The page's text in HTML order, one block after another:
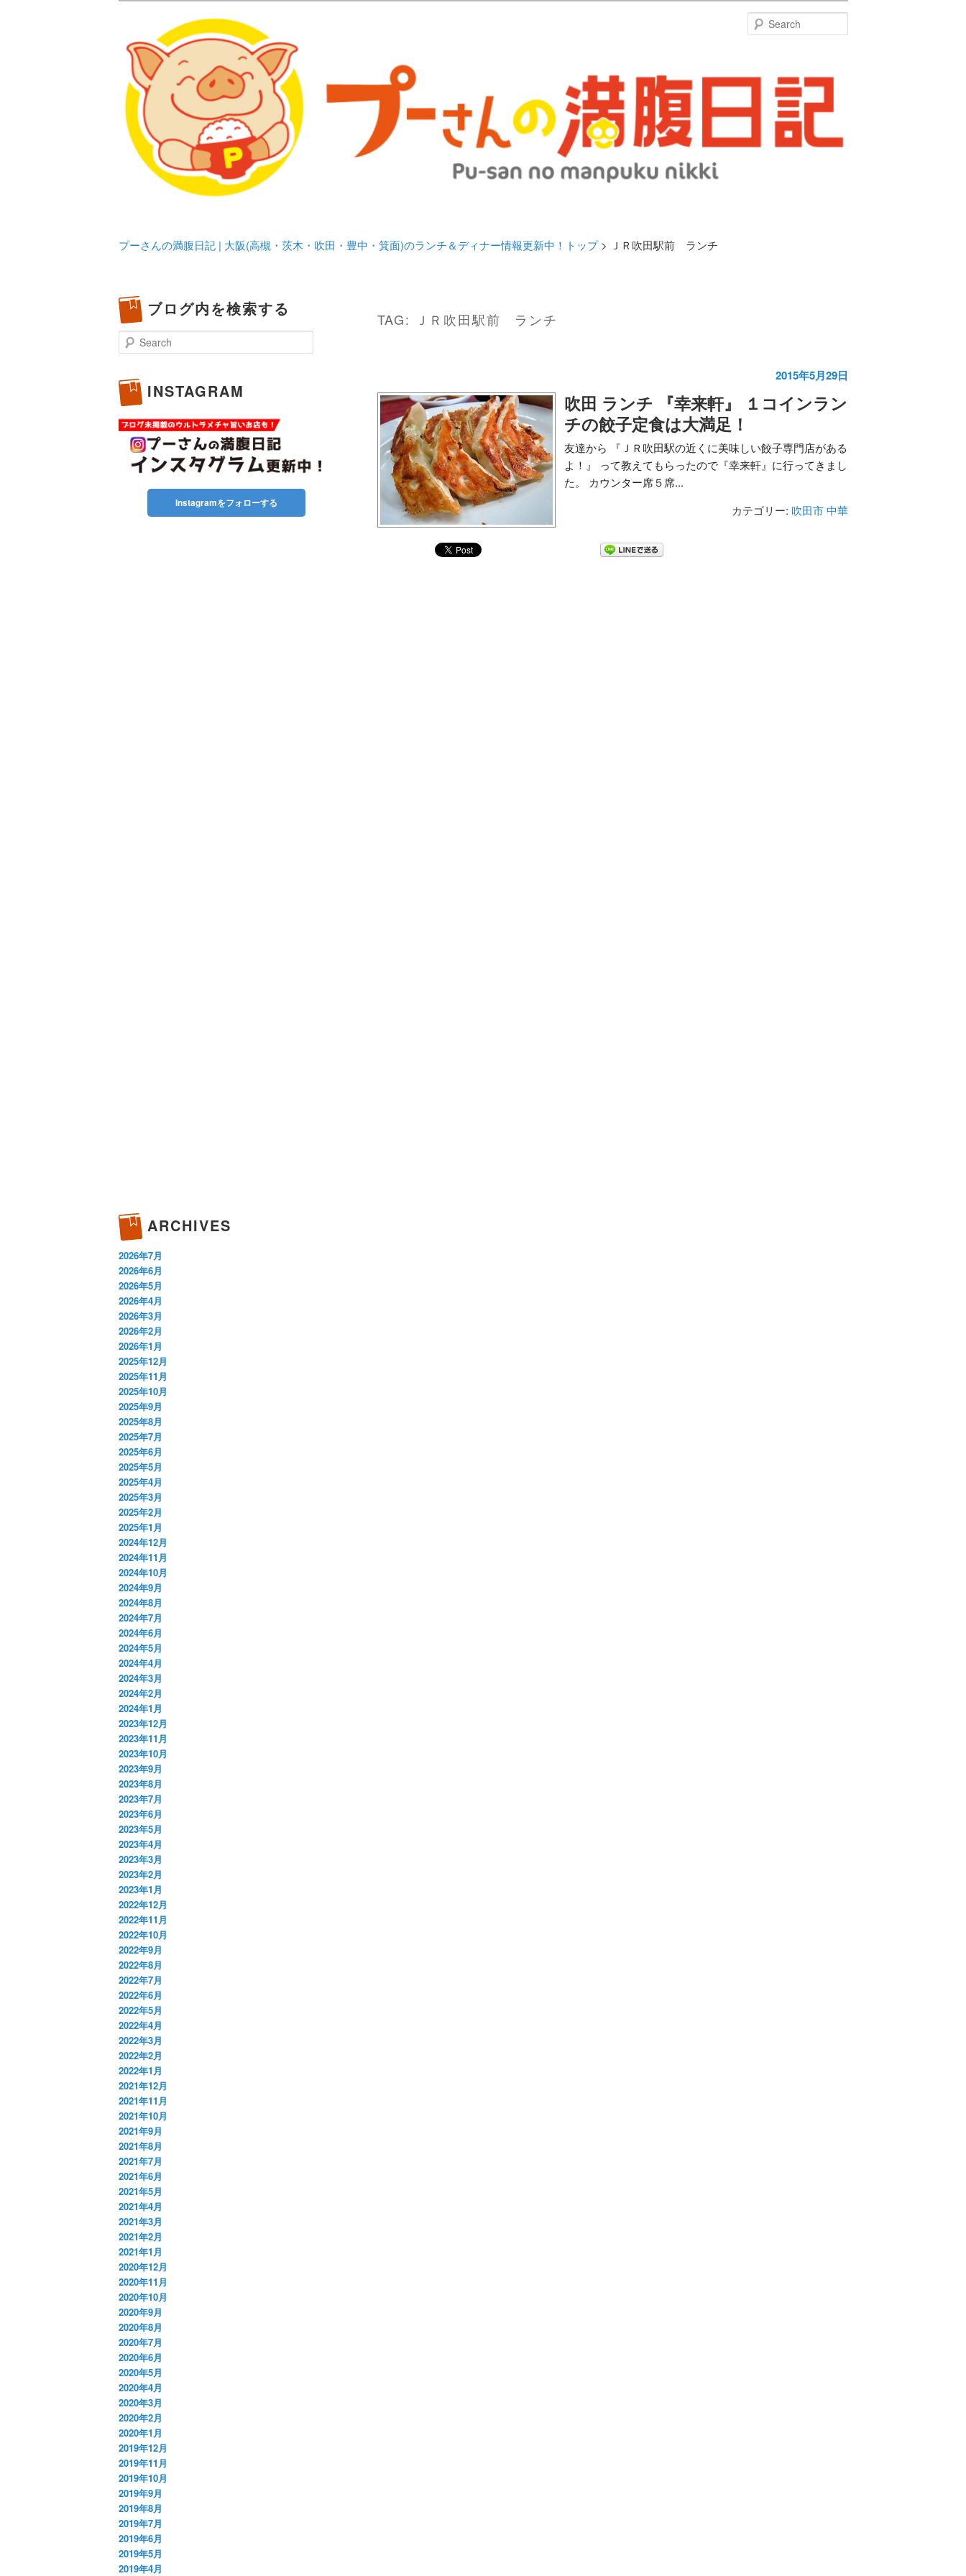
プーさんの満腹日記 | 大阪(高槻・茨木・吹田・
豊中・箕面)のランチ＆ディナー情報更新中！
化してます。
プーさんの満腹日記 | 大阪(高槻・茨木・吹田・豊中・箕面)のランチ＆ディナー情報更新中！トップ> ＪＲ吹田駅前 ランチ
TAG: ＪＲ吹田駅前 ランチ
2015年5月29日
吹田 ランチ 『幸来軒』 １コインラン
チの餃子定食は大満足！
友達から 『ＪＲ吹田駅の近くに美味しい餃子専門店がある
よ！』 って教えてもらったので『幸来軒』に行ってきまし
た。 カウンター席５席...
カテゴリー: 吹田市 中華
ブログ内を検索する
Search
INSTAGRAM
Instagramをフォローする
ARCHIVES
2026年7月
2026年6月
2026年5月
2026年4月
2026年3月
2026年2月
2026年1月
2025年12月
2025年11月
2025年10月
2025年9月
2025年8月
2025年7月
2025年6月
2025年5月
2025年4月
2025年3月
2025年2月
2025年1月
2024年12月
2024年11月
2024年10月
2024年9月
2024年8月
2024年7月
2024年6月
2024年5月
2024年4月
2024年3月
2024年2月
2024年1月
2023年12月
2023年11月
2023年10月
2023年9月
2023年8月
2023年7月
2023年6月
2023年5月
2023年4月
2023年3月
2023年2月
2023年1月
2022年12月
2022年11月
2022年10月
2022年9月
2022年8月
2022年7月
2022年6月
2022年5月
2022年4月
2022年3月
2022年2月
2022年1月
2021年12月
2021年11月
2021年10月
2021年9月
2021年8月
2021年7月
2021年6月
2021年5月
2021年4月
2021年3月
2021年2月
2021年1月
2020年12月
2020年11月
2020年10月
2020年9月
2020年8月
2020年7月
2020年6月
2020年5月
2020年4月
2020年3月
2020年2月
2020年1月
2019年12月
2019年11月
2019年10月
2019年9月
2019年8月
2019年7月
2019年6月
2019年5月
2019年4月